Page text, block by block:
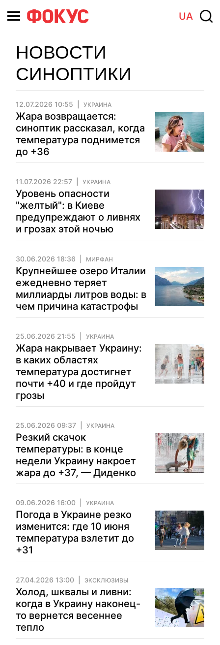
UA
НОВОСТИ
СИНОПТИКИ
12.07.2026 10:55 УКРАИНА
Жара возвращается:
синоптик рассказал, когда
температура поднимется
до +36
11.07.2026 22:57 УКРАИНА
Уровень опасности
"желтый": в Киеве
предупреждают о ливнях
и грозах этой ночью
30.06.2026 18:36 МИРФАН
Крупнейшее озеро Италии
ежедневно теряет
миллиарды литров воды: в
чем причина катастрофы
25.06.2026 21:55 УКРАИНА
Жара накрывает Украину:
в каких областях
температура достигнет
почти +40 и где пройдут
грозы
25.06.2026 09:37 УКРАИНА
Резкий скачок
температуры: в конце
недели Украину накроет
жара до +37, — Диденко
09.06.2026 16:00 УКРАИНА
Погода в Украине резко
изменится: где 10 июня
температура взлетит до
+31
27.04.2026 13:00 ЭКСКЛЮЗИВЫ
Холод, шквалы и ливни:
когда в Украину наконец-
то вернется весеннее
тепло